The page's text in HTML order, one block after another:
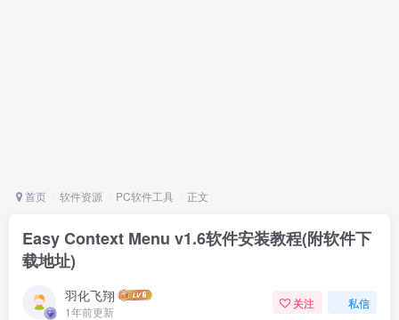
首页 软件资源 PC软件工具 正文
Easy Context Menu v1.6软件安装教程(附软件下
载地址)
羽化飞翔
1年前更新
关注 私信